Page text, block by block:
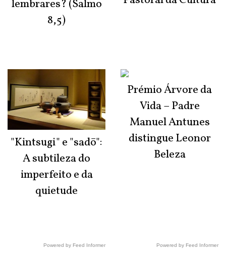
lembrares? (Salmo
8,5)
"Kintsugi" e "sadō":
A subtileza do
imperfeito e da
quietude
Powered by Feed Informer
Prémio Árvore da
Vida – Padre
Manuel Antunes
distingue Leonor
Beleza
Powered by Feed Informer